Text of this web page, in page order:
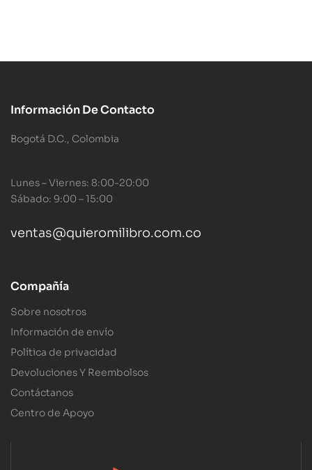
Información De Contacto
Bogotá D.C., Colombia
Lunes – Viernes: 8:00-20:00
Sábado: 9:00 – 15:00
ventas@quieromilibro.com.co
Compañía
Sobre nosotros
Información de envío
Política de privacidad
Devoluciones Y Reembolsos
Contáctanos
Centro de Apoyo